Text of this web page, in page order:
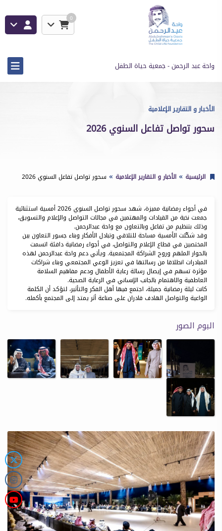
0
واحة عبد الرحمن - جمعية حياة الطفل
الأخبار و التقارير الإعلامية
سحور تواصل تفاعل السنوي 2026
الرئيسية الأخبار و التقارير الإعلامية سحور تواصل تفاعل السنوي 2026
في أجواء رمضانية مميزة، شهد سحور تواصل السنوي 2026 أمسية استثنائية
جمعت نخبة من القيادات والمهتمين في مجالات التواصل والإعلام والتسويق،
وذلك بتنظيم من تفاعل وبالتعاون مع واحة عبدالرحمن.
وقد شكّلت الأمسية مساحة للتلاقي وتبادل الأفكار وبناء جسور التعاون بين
المختصين في قطاع الإعلام والتواصل، في أجواء رمضانية دافئة اتسمت
بالحوار الملهم وروح الشراكة المجتمعية. ويأتي دعم واحة عبدالرحمن لهذه
المبادرات انطلاقا من رسالتها في تعزيز الوعي المجتمعي وبناء شراكات
مؤثرة تسهم في إيصال رسالة رعاية الأطفال ودعم مفاهيم السلامة
العاطفية والاهتمام بالجانب الإنساني في الرعاية الصحية.
كانت ليلة رمضانية جميلة، اجتمع فيها أهل الفكر والتأثير، لتؤكد أن الكلمة
الواعية والتواصل الهادف قادران على صناعة أثر يمتد إلى المجتمع بأكمله.
البوم الصور